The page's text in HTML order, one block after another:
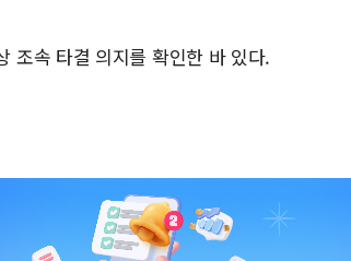
조속 타결 의지를 확인한 바 있다.